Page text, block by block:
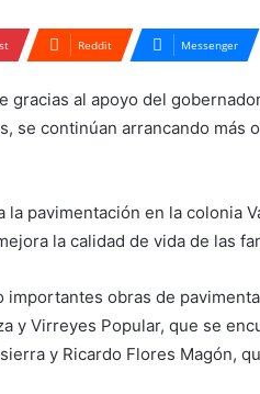
Reddit Messenger
gracias al apoyo del
se continúan arrancando más
pavimentación en la colonia
la calidad de vida de las
importantes obras de
y Virreyes Popular, que se
y Ricardo Flores Magón,